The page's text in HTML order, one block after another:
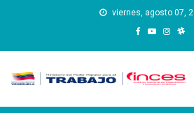
viernes, agosto 07,
Instituto
Capacitación y